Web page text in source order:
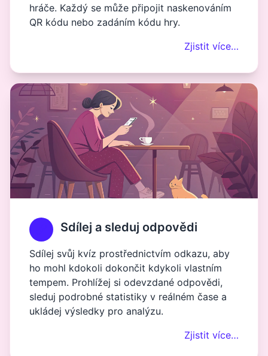
hráče. Každý se může připojit naskenováním
QR kódu nebo zadáním kódu hry.
Zjistit více…
Sdílej a sleduj odpovědi
Sdílej svůj kvíz prostřednictvím odkazu, aby
ho mohl kdokoli dokončit kdykoli vlastním
tempem. Prohlížej si odevzdané odpovědi,
sleduj podrobné statistiky v reálném čase a
ukládej výsledky pro analýzu.
Zjistit více…